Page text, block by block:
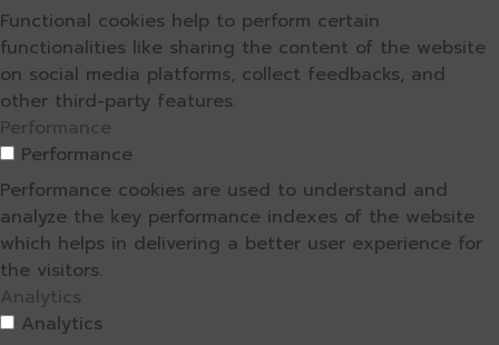
Functional cookies help to perform certain
functionalities like sharing the content of the website
on social media platforms, collect feedbacks, and
other third-party features.
Performance
Performance
Performance cookies are used to understand and
analyze the key performance indexes of the website
which helps in delivering a better user experience for
the visitors.
Analytics
Analytics